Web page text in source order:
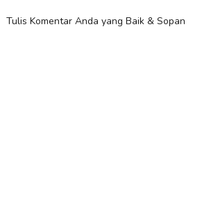
Tulis Komentar Anda yang Baik & Sopan